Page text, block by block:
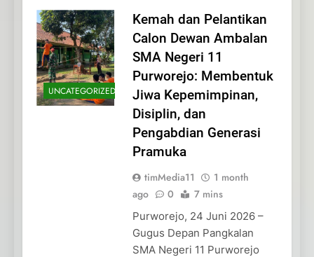
UNCATEGORIZED
Kemah dan Pelantikan
Calon Dewan Ambalan
SMA Negeri 11
Purworejo: Membentuk
Jiwa Kepemimpinan,
Disiplin, dan
Pengabdian Generasi
Pramuka
timMedia11
1 month
ago
0 7 mins
Purworejo, 24 Juni 2026 –
Gugus Depan Pangkalan
SMA Negeri 11 Purworejo